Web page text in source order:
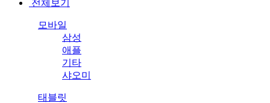
전체보기
모바일
삼성
애플
기타
샤오미
태블릿